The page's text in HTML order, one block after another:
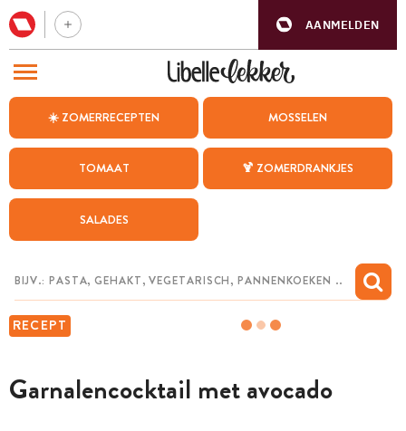
AANMELDEN
☀️ ZOMERRECEPTEN MOSSELEN
TOMAAT 🍹 ZOMERDRANKJES
SALADES
RECEPT
Garnalencocktail met avocado
BEZOEK ONZE ANDERE WEBSITES
WEEKMENU
CHAT MET MAIA
MIJN BEWAARDE RECEPTEN